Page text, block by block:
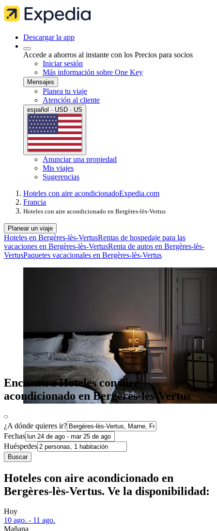
Descargar la app
Accede a ahorros al instante con los Precios para socios
Iniciar sesión
Más información sobre One Key
Mensajes
Planea tu viaje
Atención al cliente
español · USD · US
Anunciar una propiedad
Mis viajes
Sugerencias
Hoteles con aire acondicionadoExpedia.com
Francia
Hoteles con aire acondicionado en Bergères-lès-Vertus
Planear un viaje
Hoteles en Bergères-lès-VertusRentas de hospedaje para las
vacaciones en Bergères-lès-VertusRenta de autos en Bergères-lès-
VertusPaquetes vacacionales en Bergères-lès-Vertus
Encuentra Hoteles con aire
acondicionado en Bergères-lès-Vertus
¿A dónde quieres ir?
Fechas
Huéspedes
Buscar
Hoteles con aire acondicionado en
Bergères-lès-Vertus. Ve la disponibilidad:
Hoy
10 ago. - 11 ago.
Mañana